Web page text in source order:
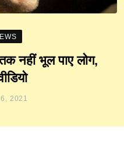
नहीं भूल पाए लोग,
2021